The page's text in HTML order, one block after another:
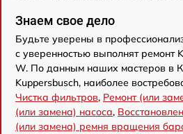
Знаем свое дело
Будьте уверены в
с уверенностью выполнят ремонт
W. По данным наших мастеров в
Kuppersbusch, наиболее
Чистка фильтров, Ремонт (или
(или замена) насоса,
(или замена) ремня вращения